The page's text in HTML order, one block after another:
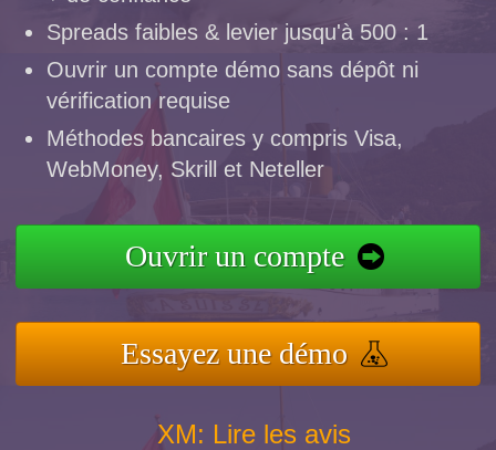
Spreads faibles & levier jusqu'à 500 : 1
Ouvrir un compte démo sans dépôt ni
vérification requise
Méthodes bancaires y compris Visa,
WebMoney, Skrill et Neteller
Ouvrir un compte
Essayez une démo
XM: Lire les avis